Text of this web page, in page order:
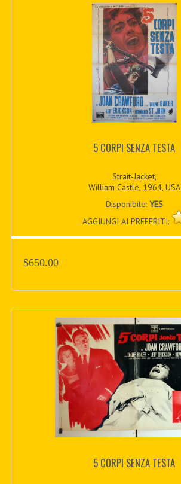
5 CORPI SENZA TESTA
Strait-Jacket,
William Castle, 1964, USA
Disponibile: YES
AGGIUNGI AI PREFERITI:
$650.00
5 CORPI SENZA TESTA